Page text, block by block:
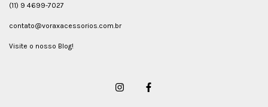
(11) 9 4699-7027
contato@voraxacessorios.com.br
Visite o nosso Blog!